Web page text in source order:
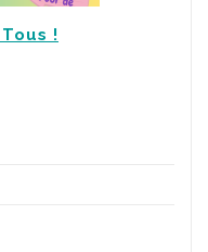
!